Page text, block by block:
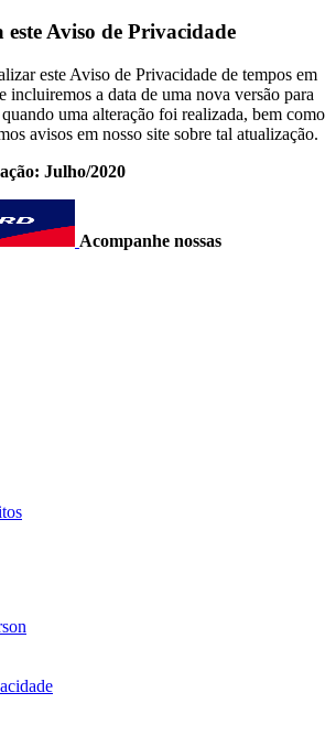
este Aviso de Privacidade
este Aviso de Privacidade de tempos em
incluiremos a data de uma nova versão para
uma alteração foi realizada, bem como
avisos em nosso site sobre tal atualização.
Julho/2020
Acompanhe nossas